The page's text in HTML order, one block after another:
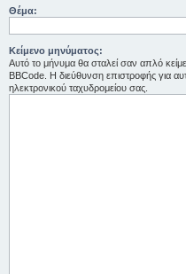
Θέμα:
Κείμενο μηνύματος:
Αυτό το μήνυμα θα σταλεί σαν απλό
BBCode. Η διεύθυνση επιστροφής για
ηλεκτρονικού ταχυδρομείου σας.